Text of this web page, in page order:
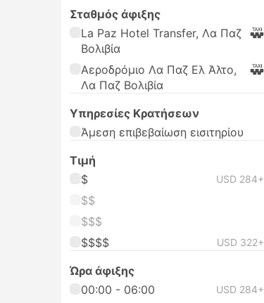
Σταθμός άφιξης
La Paz Hotel Transfer, Λα Παζ
Βολιβία
Αεροδρόμιο Λα Παζ Ελ Άλτο,
Λα Παζ Βολιβία
Υπηρεσίες Κρατήσεων
Άμεση επιβεβαίωση εισιτηρίου
Τιμή
$
USD 284+
$$
$$$
$$$$
USD 322+
Ώρα άφιξης
00:00 - 06:00
USD 284+